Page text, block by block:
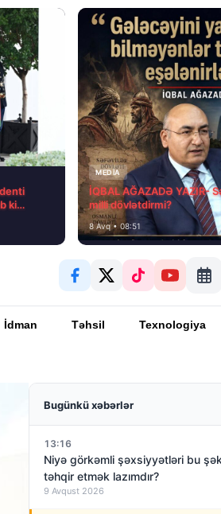
ki…
MEDİA
İQBAL AĞAZADƏ YAZIR-
milli dövlətdirmi?
8 Avq • 08:51
İdman Təhsil Texnologiya
Bugünkü xəbərlər
13:16
Niyə görkəmli şəxsiyyətləri bu
təhqir etmək lazımdır?
9 Avqust 2026